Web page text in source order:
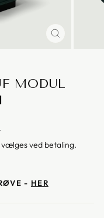
MODUL
vælges ved betaling.
- HER